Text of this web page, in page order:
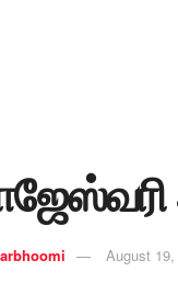
August 19,